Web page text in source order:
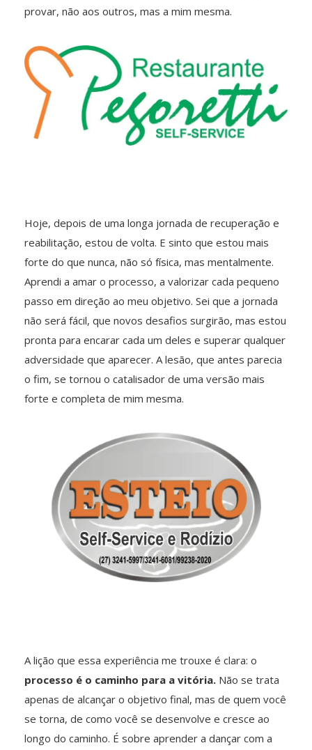
provar, não aos outros, mas a mim mesma.
Hoje, depois de uma longa jornada de recuperação e
reabilitação, estou de volta. E sinto que estou mais
forte do que nunca, não só física, mas mentalmente.
Aprendi a amar o processo, a valorizar cada pequeno
passo em direção ao meu objetivo. Sei que a jornada
não será fácil, que novos desafios surgirão, mas estou
pronta para encarar cada um deles e superar qualquer
adversidade que aparecer. A lesão, que antes parecia
o fim, se tornou o catalisador de uma versão mais
forte e completa de mim mesma.
A lição que essa experiência me trouxe é clara: o
processo é o caminho para a vitória. Não se trata
apenas de alcançar o objetivo final, mas de quem você
se torna, de como você se desenvolve e cresce ao
longo do caminho. É sobre aprender a dançar com a